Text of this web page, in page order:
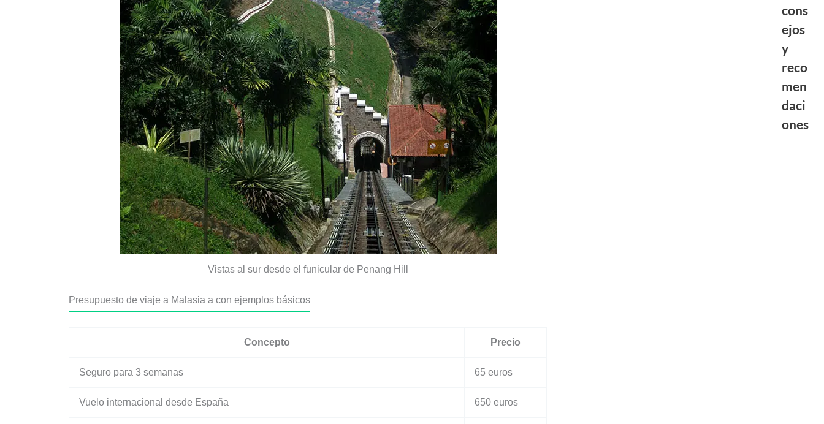
Vistas al sur desde el funicular de Penang Hill
Presupuesto de viaje a Malasia a con ejemplos básicos
Concepto Precio
Seguro para 3 semanas 65 euros
Vuelo internacional desde España 650 euros
cons
ejos
y
reco
men
daci
ones